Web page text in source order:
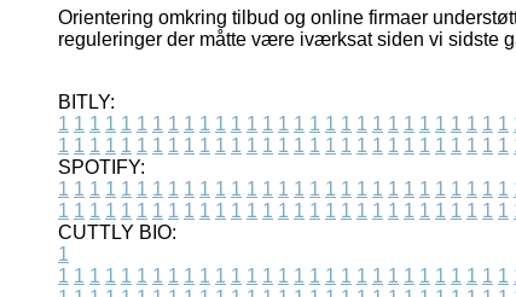
Orientering omkring tilbud og online firmaer
reguleringer der måtte være iværksat siden vi sidste
BITLY:
1 1 1 1 1 1 1 1 1 1 1 1 1 1 1 1 1 1 1 1 1 1 1 1 1 1 1 1 1
1 1 1 1 1 1 1 1 1 1 1 1 1 1 1 1 1 1 1 1 1 1 1 1 1 1 1 1 1
SPOTIFY:
1 1 1 1 1 1 1 1 1 1 1 1 1 1 1 1 1 1 1 1 1 1 1 1 1 1 1 1 1
1 1 1 1 1 1 1 1 1 1 1 1 1 1 1 1 1 1 1 1 1 1 1 1 1 1 1 1 1
CUTTLY BIO:
1
1 1 1 1 1 1 1 1 1 1 1 1 1 1 1 1 1 1 1 1 1 1 1 1 1 1 1 1 1